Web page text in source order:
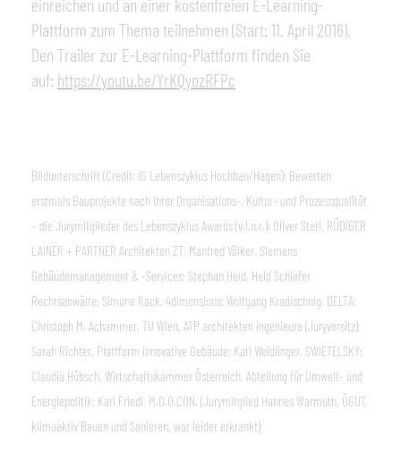
einreichen und an einer kostenfreien E-Learning-
Plattform zum Thema teilnehmen (Start: 11. April 2016).
Den Trailer zur E-Learning-Plattform finden Sie
auf: https://youtu.be/YrKQyozRFPc
Bildunterschrift (Credit: IG Lebenszyklus Hochbau/Hagen): Bewerten
erstmals Bauprojekte nach ihrer Organisations-, Kultur- und Prozessqualität
– die Jurymitglieder des Lebenszyklus Awards (v.l.n.r.): Oliver Sterl, RÜDIGER
LAINER + PARTNER Architekten ZT; Manfred Völker, Siemens
Gebäudemanagement & -Services; Stephan Heid, Heid Schiefer
Rechtsanwälte; Simone Rack, 4dimensions; Wolfgang Kradischnig, DELTA;
Christoph M. Achammer, TU Wien, ATP architekten ingenieure (Juryvorsitz);
Sarah Richter, Plattform innovative Gebäude; Karl Weidlinger, SWIETELSKY;
Claudia Hübsch, Wirtschaftskammer Österreich, Abteilung für Umwelt- und
Energiepolitik; Karl Friedl, M.O.O.CON. (Jurymitglied Hannes Warmuth, ÖGUT,
klimaaktiv Bauen und Sanieren, war leider erkrankt)